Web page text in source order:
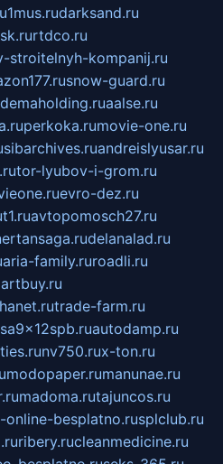
1mus.rudarksand.ru
rtdco.ru
stroitelnyh-kompanij.ru
snow-guard.ru
demaholding.ruaalse.ru
perkoka.rumovie-one.ru
sibarchives.ruandreislyusar.ru
tor-lyubov-i-grom.ru
evro-dez.ru
avtopomosch27.ru
delanalad.ru
aria-family.ruroadli.ru
trade-farm.ru
autodamp.ru
nv750.rux-ton.ru
modopaper.rumanunae.ru
madoma.rutajuncos.ru
online-besplatno.rusplclub.ru
ribery.rucleanmedicine.ru